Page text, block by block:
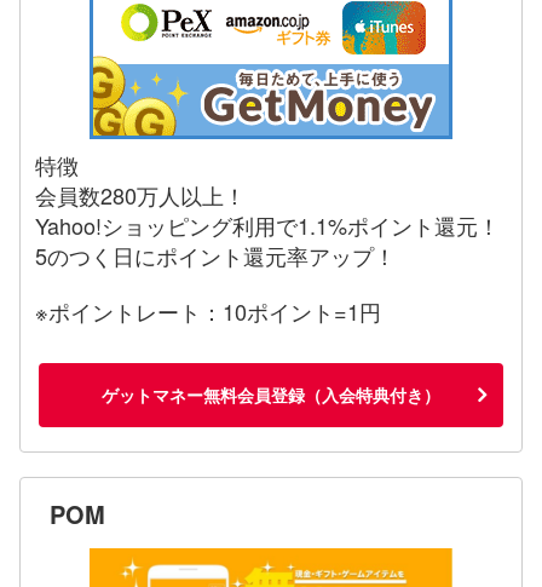
特徴
会員数280万人以上！
Yahoo!ショッピング利用で1.1%ポイント還元！
5のつく日にポイント還元率アップ！
※ポイントレート：10ポイント=1円
ゲットマネー無料会員登録（入会特典付き）
POM